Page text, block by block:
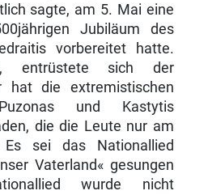
sagte, am 5. Mai eine
Jubiläum des
vorbereitet hatte.
entrüstete sich der
hat die extremistischen
und Kastytis
die die Leute nur am
Es sei das Nationallied
Vaterland« ge­sungen
wurde nicht